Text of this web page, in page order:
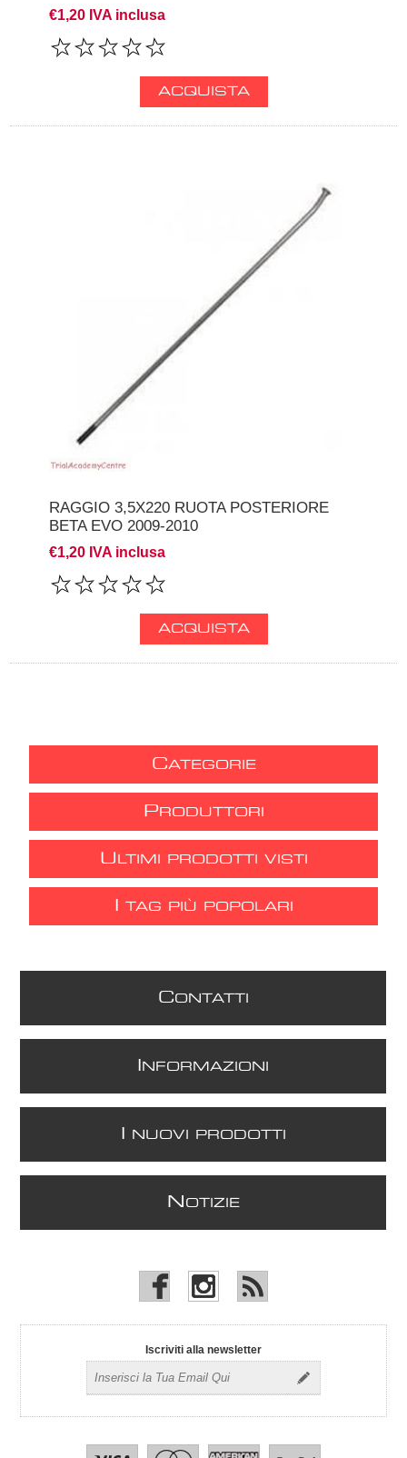
€1,20 IVA inclusa
RAGGIO 3,5X220 RUOTA POSTERIORE
BETA EVO 2009-2010
€1,20 IVA inclusa
CATEGORIE
PRODUTTORI
U LTIMI PRODOTTI VISTI
TAG PIÙ POPOLARI
CONTATTI
NFORMAZIONI
NUOVI PRODOTTI
N OTIZIE
Iscriviti alla newsletter